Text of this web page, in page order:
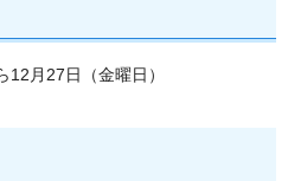
月27日（金曜日）